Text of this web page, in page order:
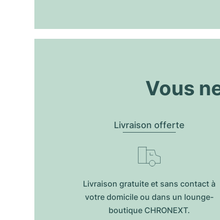
Vous
Livraison offerte
Livraison gratuite et sans contact à
votre domicile ou dans un lounge-
boutique CHRONEXT.